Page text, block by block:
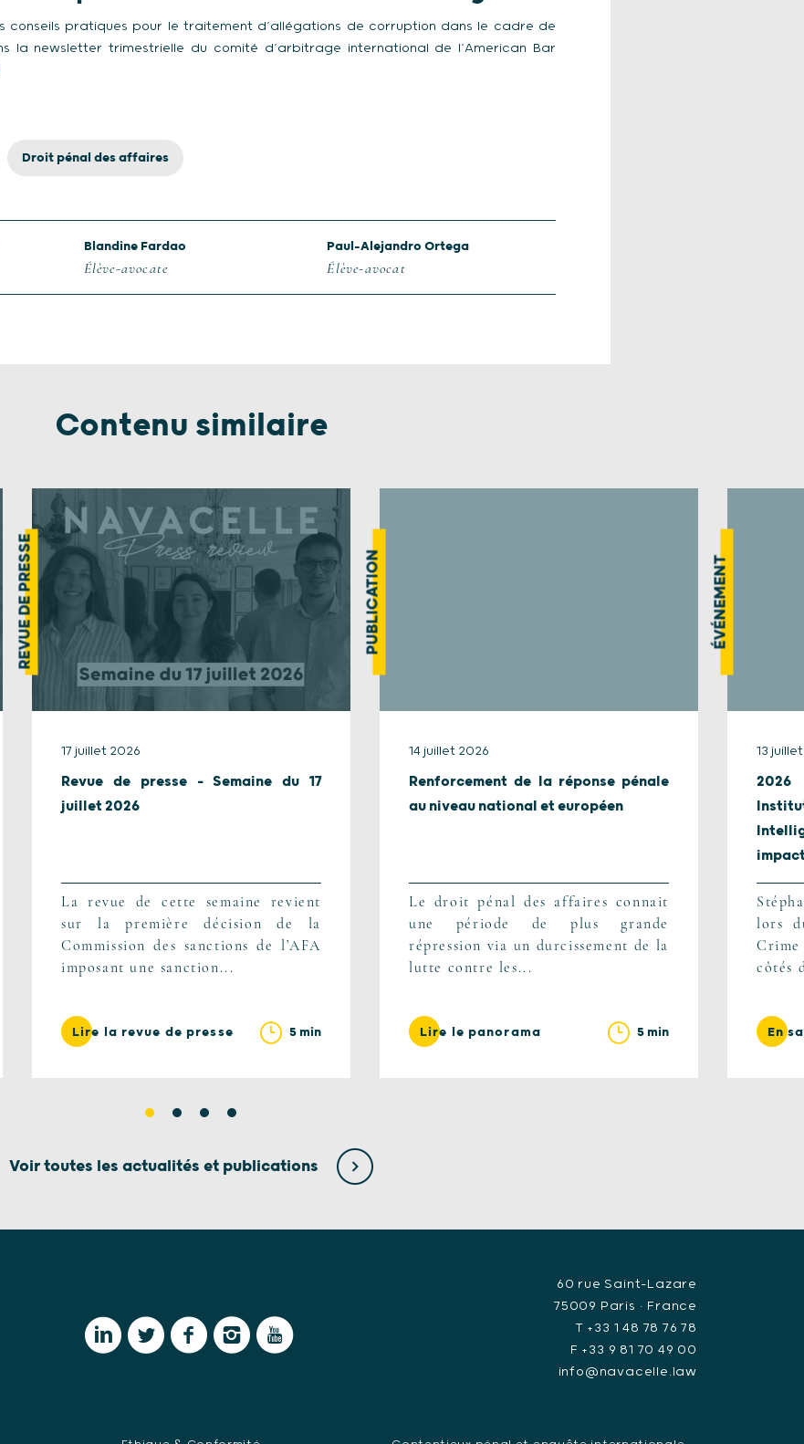
conseils pratiques pour le traitement d’allégations de corruption dans le cadre de
la newsletter trimestrielle du comité d’arbitrage international de l’American Bar
Droit pénal des affaires
Blandine Fardao
Élève-avocate
Paul-Alejandro Ortega
Élève-avocat
Contenu similaire
REVUE DE PRESSE
17 juillet 2026
Revue de presse – Semaine du 17
juillet 2026
La revue de cette semaine revient
sur la première décision de la
Commission des sanctions de l’AFA
imposant une sanction...
Lire la revue de presse 5 min
PUBLICATION
14 juillet 2026
Renforcement de la réponse pénale
au niveau national et européen
Le droit pénal des affaires connait
une période de plus grande
répression via un durcissement de la
lutte contre les...
Lire le panorama 5 min
ÉVÉNEMENT
13
2026
lors
côtés
En
Voir toutes les actualités et publications
60 rue Saint-Lazare
75009 Paris • France
T +33 1 48 78 76 78
F +33 9 81 70 49 00
info@navacelle.law